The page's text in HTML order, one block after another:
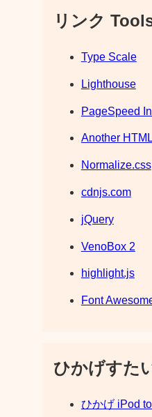
リンク
Type Scale
Lighthouse
PageSpeed
Another
Normalize.css
cdnjs.com
jQuery
VenoBox 2
highlight.js
Font
ひかげすた
ひかげ iPod